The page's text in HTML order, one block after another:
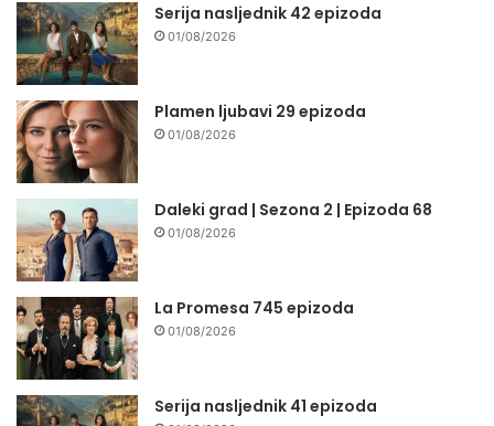
Serija nasljednik 42 epizoda
01/08/2026
Plamen ljubavi 29 epizoda
01/08/2026
Daleki grad | Sezona 2 | Epizoda 68
01/08/2026
La Promesa 745 epizoda
01/08/2026
Serija nasljednik 41 epizoda